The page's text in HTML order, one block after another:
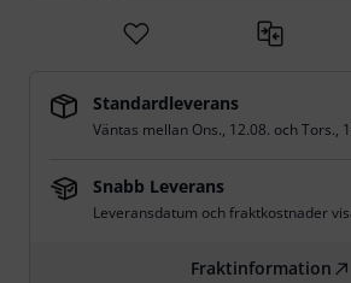
Standardleverans
Väntas mellan Ons., 12.08. ochTors.,
Snabb Leverans
Leveransdatum och fraktkostnader
Fraktinformation